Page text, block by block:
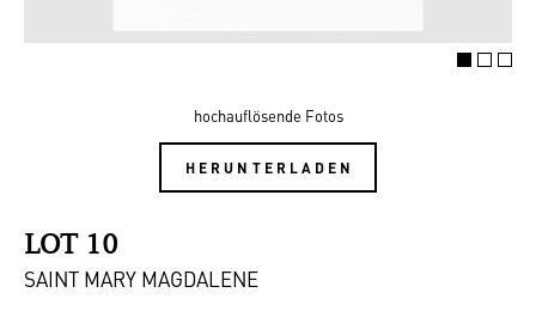
hochauflösende Fotos
HERUNTERLADEN
LOT 10
SAINT MARY MAGDALENE